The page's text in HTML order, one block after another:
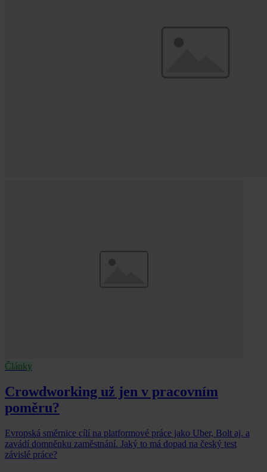
Články
Crowdworking už jen v pracovním
poměru?
Evropská směrnice cílí na platformové práce jako Uber, Bolt aj. a
zavádí domněnku zaměstnání. Jaký to má dopad na český test
závislé práce?